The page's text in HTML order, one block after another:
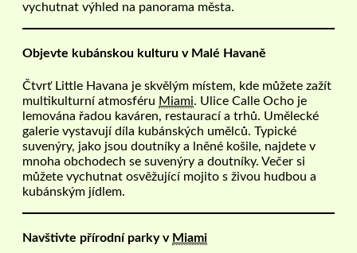
vychutnat výhled na panorama města.
Objevte kubánskou kulturu v Malé Havaně
Čtvrť Little Havana je skvělým místem, kde můžete zažít
multikulturní atmosféru Miami. Ulice Calle Ocho je
lemována řadou kaváren, restaurací a trhů. Umělecké
galerie vystavují díla kubánských umělců. Typické
suvenýry, jako jsou doutníky a lněné košile, najdete v
mnoha obchodech se suvenýry a doutníky. Večer si
můžete vychutnat osvěžující mojito s živou hudbou a
kubánským jídlem.
Navštivte přírodní parky v Miami